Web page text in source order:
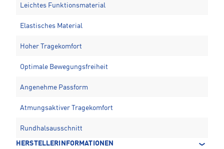
Leichtes Funktionsmaterial
Elastisches Material
Hoher Tragekomfort
Optimale Bewegungsfreiheit
Angenehme Passform
Atmungsaktiver Tragekomfort
Rundhalsausschnitt
HERSTELLERINFORMATIONEN